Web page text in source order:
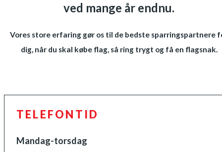
ved mange år endnu.
Vores store erfaring gør os til de bedste sparringspartnere
dig, når du skal købe flag, så ring trygt og få en flagsnak.
TELEFONTID
Mandag-torsdag